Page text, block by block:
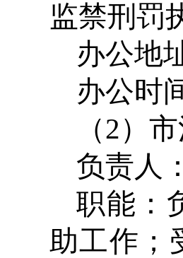
监禁刑罚
办公地
办公时
（2）
负责人
职能：
助工作；